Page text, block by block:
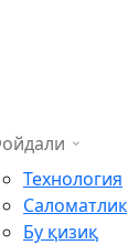
Технология
Саломатлик
Бу қизиқ